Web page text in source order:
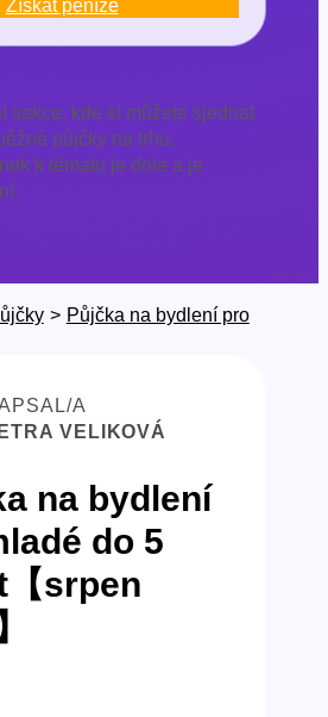
sekce, kde si můžete sjednat
půjčky na trhu.
k tématu je dole a je
> Půjčka na bydlení pro
A
VELIKOVÁ
na bydlení
do 5
srpen